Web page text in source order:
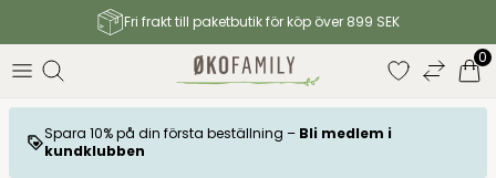
Fri frakt till paketbutik för köp över 899 SEK
0
Spara 10% på din första beställning – Bli medlem i
kundklubben